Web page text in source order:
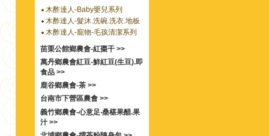
木酢達人-Baby嬰兒系列
木酢達人-髮沐.洗碗.洗衣.地板
木酢達人-竉物-毛孩清潔系列
苗栗公館鄉農會-紅棗干 >>
萬丹鄉農會紅豆-鮮紅豆(生豆).即
食品 >>
鹿谷鄉農會-茶 >>
台南市下營區農會 >>
義竹鄉農會-心意足‧桑椹果醋.果
汁 >>